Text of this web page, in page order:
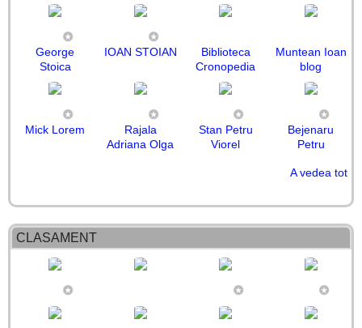
George
Stoica
IOAN STOIAN
Biblioteca
Cronopedia
Muntean Ioan
blog
Mick Lorem
Rajala
Adriana Olga
Stan Petru
Viorel
Bejenaru
Petru
ORMAN
PANTILIE
Sperling Mirabela Cristina Cri
Cazan
Camelia
Mihai Enache
CARACAS
MIRCEA
Mihai Katin
Victor Bivolu
Sorin
Bălășcău
Ana-Codruta
Ursu
Danila
Romica
Ion Petcu
Teodora
Stoica-Ti:
A vedea tot
CLASAMENT